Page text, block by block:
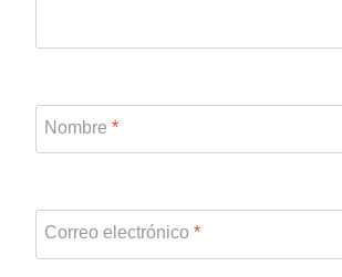
Nombre *
Correo electrónico *